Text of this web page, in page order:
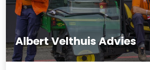
Albert Velthuis Advies